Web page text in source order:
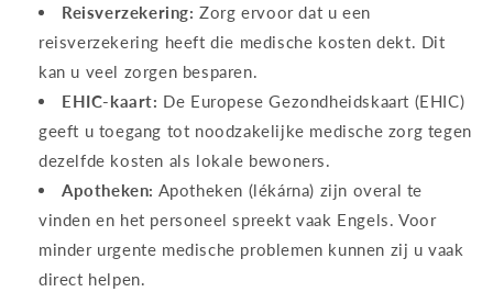
Reisverzekering: Zorg ervoor dat u een
reisverzekering heeft die medische kosten dekt. Dit
kan u veel zorgen besparen.
EHIC-kaart: De Europese Gezondheidskaart (EHIC)
geeft u toegang tot noodzakelijke medische zorg tegen
dezelfde kosten als lokale bewoners.
Apotheken: Apotheken (lékárna) zijn overal te
vinden en het personeel spreekt vaak Engels. Voor
minder urgente medische problemen kunnen zij u vaak
direct helpen.